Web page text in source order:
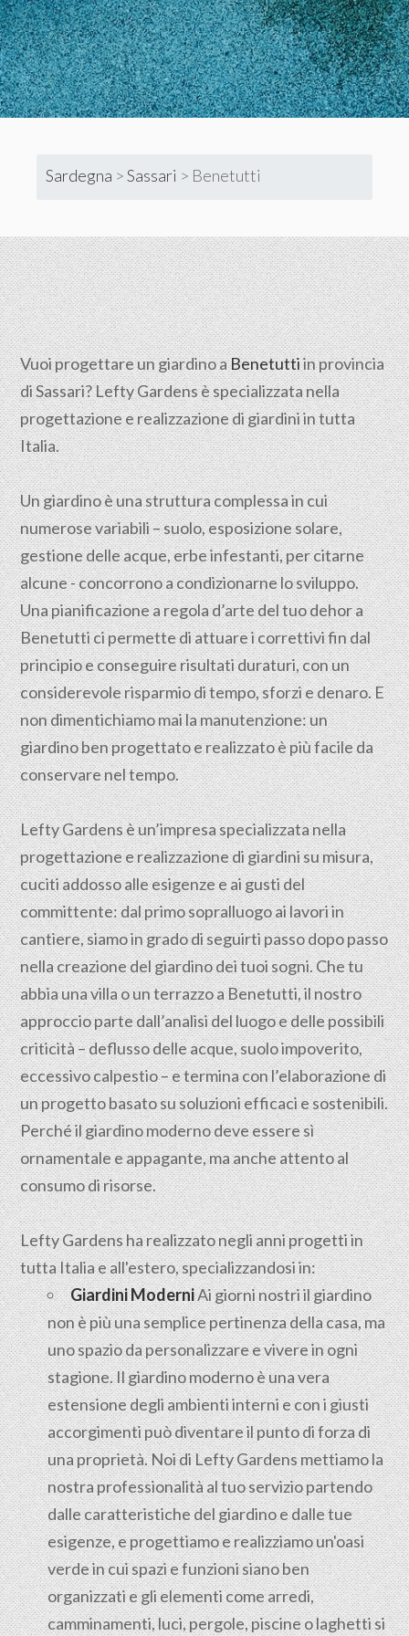
Sardegna >Sassari > Benetutti
Vuoi progettare un giardino aBenetuttiin provincia
diSassari? Lefty Gardens è specializzata nella
progettazione e realizzazione di giardini in tutta
Italia.
Un giardino è una struttura complessa in cui
numerose variabili – suolo, esposizione solare,
gestione delle acque, erbe infestanti, per citarne
alcune - concorrono a condizionarne lo sviluppo.
Una pianificazione a regola d’arte del tuo dehor a
Benetutti ci permette di attuare i correttivi fin dal
principio e conseguire risultati duraturi, con un
considerevole risparmio di tempo, sforzi e denaro. E
non dimentichiamo mai la manutenzione: un
giardino ben progettato e realizzato è più facile da
conservare nel tempo.
Lefty Gardens è un’impresa specializzata nella
progettazionee realizzazione di giardini su misura,
cuciti addosso alle esigenze e ai gusti del
committente: dal primo sopralluogo ai lavori in
cantiere, siamo in grado di seguirti passo dopo passo
nella creazione del giardino dei tuoi sogni. Che tu
abbia una villa o un terrazzo a Benetutti, il nostro
approccio parte dall’analisi del luogo e delle possibili
criticità – deflusso delle acque, suolo impoverito,
eccessivo calpestio – e termina con l’elaborazione di
un progetto basato su soluzioni efficaci e sostenibili.
Perché il giardino moderno deve essere sì
ornamentale e appagante, ma anche attento al
consumo di risorse.
Lefty Gardens ha realizzato negli anni progetti in
tutta Italia e all'estero, specializzandosi in:
Giardini ModerniAi giorni nostri il giardino
non è più una semplice pertinenza della casa, ma
uno spazio da personalizzare e vivere in ogni
stagione. Il giardino moderno è una vera
estensione degli ambienti interni e con i giusti
accorgimenti può diventare il punto di forza di
una proprietà. Noi di Lefty Gardens mettiamo la
nostra professionalità al tuo servizio partendo
dalle caratteristiche del giardino e dalle tue
esigenze, e progettiamo e realizziamo un'oasi
verde in cui spazi e funzioni siano ben
organizzati e gli elementi come arredi,
camminamenti, luci, pergole, piscine o laghetti si